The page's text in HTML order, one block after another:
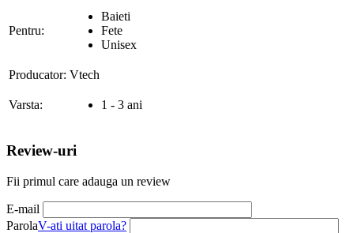
Pentru:
Baieti
Fete
Unisex
Producator: Vtech
Varsta: 1 - 3 ani
Review-uri
Fii primul care adauga un review
E-mail
ParolaV-ati uitat parola?